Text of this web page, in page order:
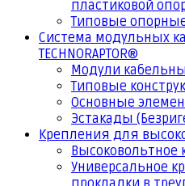
пластиковой
Типовые
Система модульных
TECHNORAPTOR®
Модули
Типовые
Основные
Эстакады
Крепления для
Высоковольтное
Универсальное